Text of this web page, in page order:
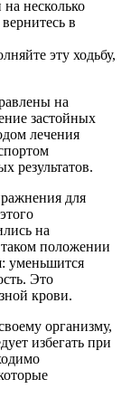
несколько
в
эту ходьбу,
на
застойных
лечения
результатов.
для
на
положении
уменьшится
Это
крови.
организму,
избегать при